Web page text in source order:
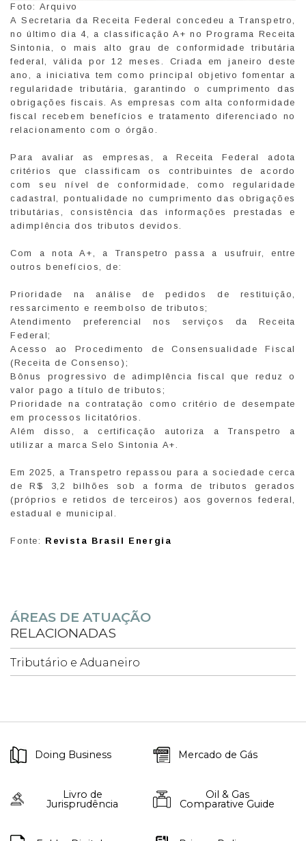
Foto: Arquivo
A Secretaria da Receita Federal concedeu a Transpetro,
no último dia 4, a classificação A+ no Programa Receita
Sintonia, o mais alto grau de conformidade tributária
federal, válida por 12 meses. Criada em janeiro deste
ano, a iniciativa tem como principal objetivo fomentar a
regularidade tributária, garantindo o cumprimento das
obrigações fiscais. As empresas com alta conformidade
fiscal recebem benefícios e tratamento diferenciado no
relacionamento com o órgão.
Para avaliar as empresas, a Receita Federal adota
critérios que classificam os contribuintes de acordo
com seu nível de conformidade, como regularidade
cadastral, pontualidade no cumprimento das obrigações
tributárias, consistência das informações prestadas e
adimplência dos tributos devidos.
Com a nota A+, a Transpetro passa a usufruir, entre
outros benefícios, de:
Prioridade na análise de pedidos de restituição,
ressarcimento e reembolso de tributos;
Atendimento preferencial nos serviços da Receita
Federal;
Acesso ao Procedimento de Consensualidade Fiscal
(Receita de Consenso);
Bônus progressivo de adimplência fiscal que reduz o
valor pago a título de tributos;
Prioridade na contratação como critério de desempate
em processos licitatórios.
Além disso, a certificação autoriza a Transpetro a
utilizar a marca Selo Sintonia A+.
Em 2025, a Transpetro repassou para a sociedade cerca
de R$ 3,2 bilhões sob a forma de tributos gerados
(próprios e retidos de terceiros) aos governos federal,
estadual e municipal.
Fonte: Revista Brasil Energia
ÁREAS DE ATUAÇÃO
RELACIONADAS
Tributário e Aduaneiro
Doing Business Mercado de Gás
Livro de
Jurisprudência
Oil & Gas
Comparative Guide